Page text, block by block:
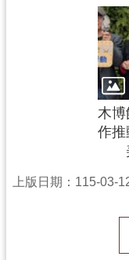
木博
作推
上版日期：115-03-